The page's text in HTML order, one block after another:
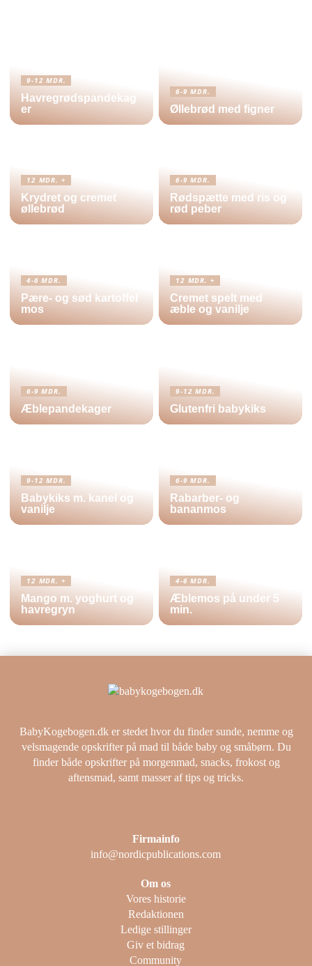
9-12 MDR.
Havregrødspandekag
er
6-9 MDR.
Øllebrød med figner
12 MDR. +
Krydret og cremet
øllebrød
6-9 MDR.
Rødspætte med ris og
rød peber
4-6 MDR.
Pære- og sød kartoffel
mos
12 MDR. +
Cremet spelt med
æble og vanilje
6-9 MDR.
Æblepandekager
9-12 MDR.
Glutenfri babykiks
9-12 MDR.
Babykiks m. kanel og
vanilje
6-9 MDR.
Rabarber- og
bananmos
12 MDR. +
Mango m. yoghurt og
havregryn
4-6 MDR.
Æblemos på under 5
min.
BabyKogebogen.dk er stedet hvor du finder sunde, nemme og
velsmagende opskrifter på mad til både baby og småbørn. Du
finder både opskrifter på morgenmad, snacks, frokost og
aftensmad, samt masser af tips og tricks.
Firmainfo
info@nordicpublications.com
Om os
Vores historie
Redaktionen
Ledige stillinger
Giv et bidrag
Community